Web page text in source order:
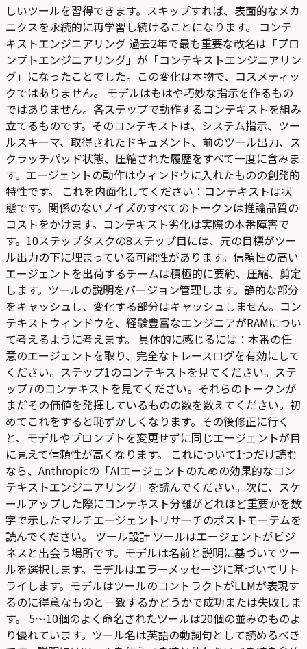
しいツールを習得できます。スキップすれば、表面的なメカ
ニクスを永続的に再学習し続けることになります。 コンテ
キストエンジニアリング 過去2年で最も重要な改名は「プロ
ンプトエンジニアリング」が「コンテキストエンジニアリン
グ」になったことでした。この変化は本物で、コスメティッ
クではありません。 モデルはもはや巧妙な指示を作るもの
ではありません。各ステップで動作するコンテキストを組み
立てるものです。そのコンテキストは、システム指示、ツー
ルスキーマ、取得されたドキュメント、前のツール出力、ス
クラッチパッド状態、圧縮された履歴をすべて一度に含みま
す。エージェントの動作はウィンドウに入れたものの創発的
特性です。 これを内面化してください：コンテキストは状
態です。関係のないノイズのすべてのトークンは推論品質の
コストをかけます。コンテキスト劣化は実際の本番障害で
す。10ステップタスクの8ステップ目には、元の目標がツー
ル出力の下に埋まっている可能性があります。信頼性の高い
エージェントを出荷するチームは積極的に要約、圧縮、剪定
します。ツールの説明をバージョン管理します。静的な部分
をキャッシュし、変化する部分はキャッシュしません。コン
テキストウィンドウを、経験豊富なエンジニアがRAMについ
て考えるように考えます。 具体的に感じるには：本番の任
意のエージェントを取り、完全なトレースログを有効にして
ください。ステップ1のコンテキストを見てください。ステ
ップ7のコンテキストを見てください。それらのトークンが
まだその価値を発揮しているものの数を数えてください。初
めてこれをすると恥ずかしくなります。その後修正に行く
と、モデルやプロンプトを変更せずに同じエージェントが目
に見えて信頼性が高くなります。 これについて1つだけ読む
なら、Anthropicの「AIエージェントのための効果的なコン
テキストエンジニアリング」を読んでください。次に、スケ
ールアップした際にコンテキスト分離がどれほど重要かを数
字で示したマルチエージェントリサーチのポストモーテムを
読んでください。 ツール設計 ツールはエージェントがビジ
ネスと出会う場所です。モデルは名前と説明に基づいてツー
ルを選択します。モデルはエラーメッセージに基づいてリト
ライします。モデルはツールのコントラクトがLLMが表現す
るのに得意なものと一致するかどうかで成功または失敗しま
す。 5〜10個のよく命名されたツールは20個の並みのものよ
り優れています。ツール名は英語の動詞句として読めるべき